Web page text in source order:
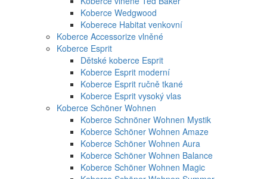
Koberce Wedgwood
Koberece Habitat venkovní
Koberce Accessorize vlněné
Koberce Esprit
Dětské koberce Esprit
Koberce Esprit moderní
Koberce Esprit ručně tkané
Koberce Esprit vysoký vlas
Koberce Schöner Wohnen
Koberce Schnöner Wohnen Mystik
Koberce Schöner Wohnen Amaze
Koberce Schöner Wohnen Aura
Koberce Schöner Wohnen Balance
Koberce Schöner Wohnen Magic